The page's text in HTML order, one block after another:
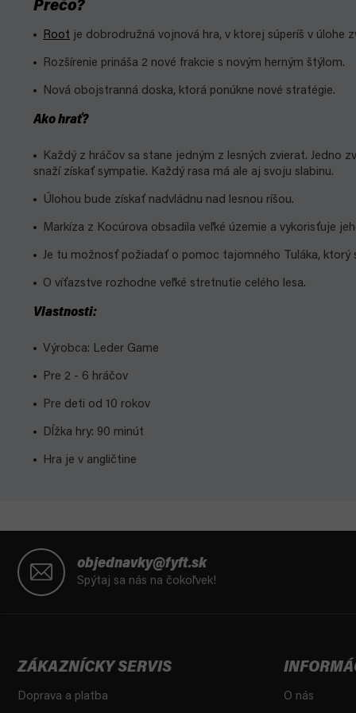
Prečo?
Root je dobrodružná vojnová hra, v ktorej súperíš v úlohe
Rozšírenie prináša 2 nové frakcie s novým herným štýlom.
Nová obojstranná doska, ktorá ponúkne nové stratégie.
Ako hrať?
Každý z hráčov sa stane jedným z lesných zvierat. Jedno
snaží získať sympatie. Každý rasa má ale aj svoju slabinu.
Úlohou bude získať nadvládnu nad lesnou ríšou.
Markíza z Kocúrova obsadila veľké územie a vykorisťuje
Je tu možnosť požiadať o pomoc tajomného Tuláka, ktorý
O víťazstve rozhodne veľké stretnutie celého lesa.
Vlastnosti:
Výrobca: Leder Game
Pre 2 - 6 hráčov
Pre deti od 10 rokov
Dĺžka hry: 90 minút
Hra je v angličtine
objednavky@fyft.sk
Spýtaj sa nás na čokoľvek!
ZÁKAZNÍCKY SERVIS
Doprava a platba O nás